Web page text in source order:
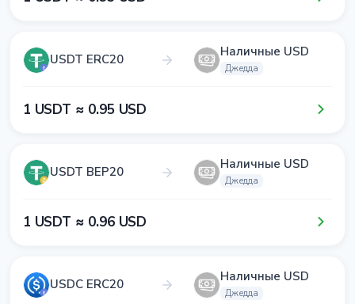
USDT ERC20 Наличные USD
Джедда
1​ USDT ≈ 0​.9​5​ USD
USDT BEP20 Наличные USD
Джедда
1​ USDT ≈ 0​.9​6​ USD
USDC ERC20 Наличные USD
Джедда